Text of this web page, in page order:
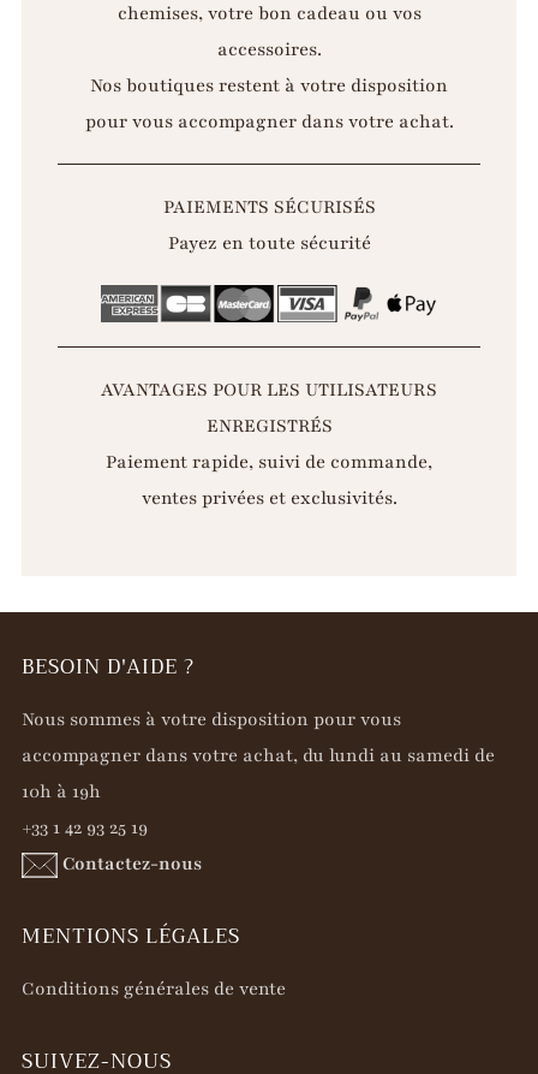
chemises, votre bon cadeau ou vos
accessoires.
Nos boutiques restent à votre disposition
pour vous accompagner dans votre achat.
PAIEMENTS SÉCURISÉS
Payez en toute sécurité
AVANTAGES POUR LES UTILISATEURS
ENREGISTRÉS
Paiement rapide, suivi de commande,
ventes privées et exclusivités.
BESOIN D'AIDE ?
Nous sommes à votre disposition pour vous
accompagner dans votre achat, du lundi au samedi de
10h à 19h
+33 1 42 93 25 19
Contactez-nous
MENTIONS LÉGALES
Conditions générales de vente
SUIVEZ-NOUS